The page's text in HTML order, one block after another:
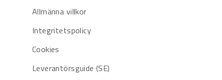
Allmänna villkor
Integritetspolicy
Cookies
Leverantörsguide (SE)